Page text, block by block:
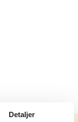
Detaljer